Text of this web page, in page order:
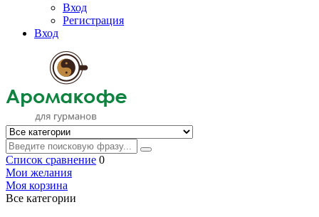
Вход
Регистрация
Вход
Список сравнение 0
Мои желания
Моя корзина
Все категории